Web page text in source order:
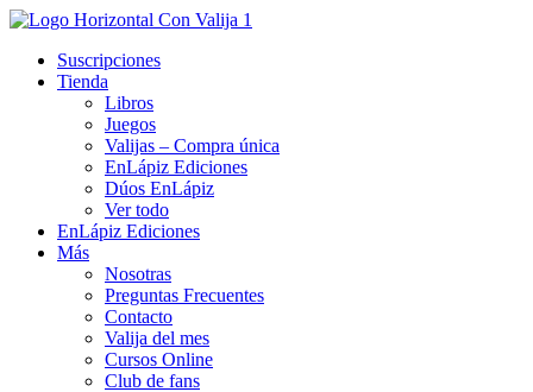
Ir
contenidoSuscripciones
Tienda
Libros
Juegos
Valijas – Compra única
EnLápiz Ediciones
Dúos EnLápiz
Ver todo
EnLápiz Ediciones
Más
Nosotras
Preguntas Frecuentes
Contacto
Valija del mes
Cursos Online
Club de fans